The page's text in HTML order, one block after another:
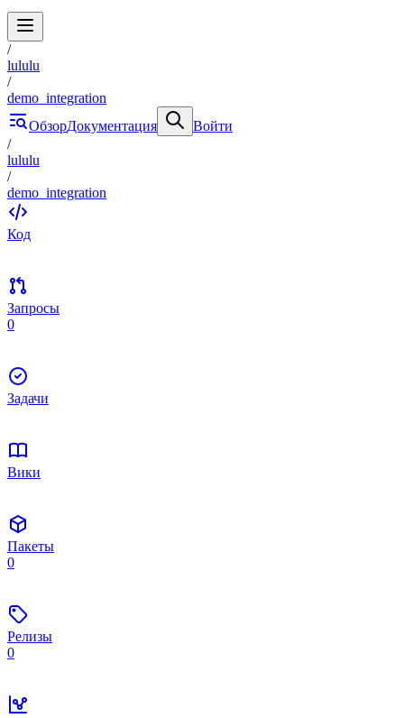
/
lululu
/
demo_integration
ОбзорДокументация
Войти
/
lululu
/
demo_integration
Код
Запросы
0
Задачи
Вики
Пакеты
0
Релизы
0